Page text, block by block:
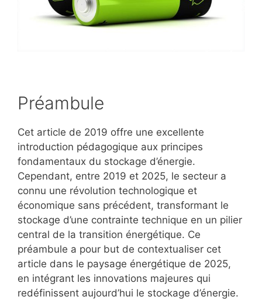
Préambule
Cet article de 2019 offre une excellente
introduction pédagogique aux principes
fondamentaux du stockage d’énergie.
Cependant, entre 2019 et 2025, le secteur a
connu une révolution technologique et
économique sans précédent, transformant le
stockage d’une contrainte technique en un pilier
central de la transition énergétique. Ce
préambule a pour but de contextualiser cet
article dans le paysage énergétique de 2025,
en intégrant les innovations majeures qui
redéfinissent aujourd’hui le stockage d’énergie.